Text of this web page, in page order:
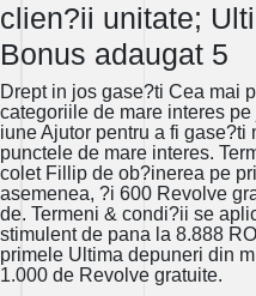
clien?ii unitate;
Bonus adaugat 5
Drept in jos gase?ti Cea mai
categoriile de mare interes
iune Ajutor pentru a fi
punctele de mare interes.
colet Fillip de ob?inerea pe
asemenea, ?i 600 Revolve
de. Termeni & condi?ii se
stimulent de pana la 8.888
primele Ultima depuneri din
1.000 de Revolve gratuite.